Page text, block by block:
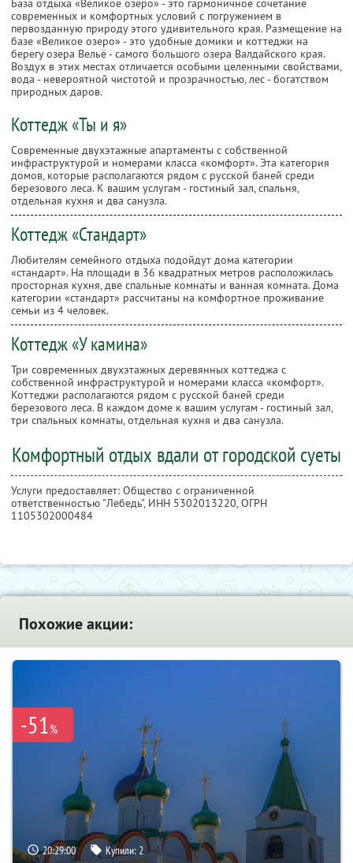
База отдыха «Великое озеро» - это гармоничное сочетание
современных и комфортных условий с погружением в
первозданную природу этого удивительного края. Размещение на
базе «Великое озеро» - это удобные домики и коттеджи на
берегу озера Вельё - самого большого озера Валдайского края.
Воздух в этих местах отличается особыми целенными свойствами,
вода - невероятной чистотой и прозрачностью, лес - богатством
природных даров.
Коттедж «Ты и я»
Современные двухэтажные апартаменты c собственной
инфраструктурой и номерами класса «комфорт». Эта категория
домов, которые располагаются рядом с русской баней среди
березового леса. К вашим услугам - гостиный зал, спальня,
отдельная кухня и два санузла.
Коттедж «Стандарт»
Любителям семейного отдыха подойдут дома категории
«стандарт». На площади в 36 квадратных метров расположилась
просторная кухня, две спальные комнаты и ванная комната. Дома
категории «стандарт» рассчитаны на комфортное проживание
семьи из 4 человек.
Коттедж «У камина»
Три современных двухэтажных деревянных коттеджа c
собственной инфраструктурой и номерами класса «комфорт».
Коттеджи располагаются рядом с русской баней среди
березового леса. В каждом доме к вашим услугам - гостиный зал,
три спальных комнаты, отдельная кухня и два санузла.
Комфортный отдых вдали от городской суеты
Услуги предоставляет: Общество с ограниченной
ответственностью "Лебедь", ИНН 5302013220, ОГРН
1105302000484
Похожие акции:
-51%
20:28:59 Купили:2